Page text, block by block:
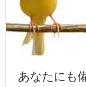
あなたにも